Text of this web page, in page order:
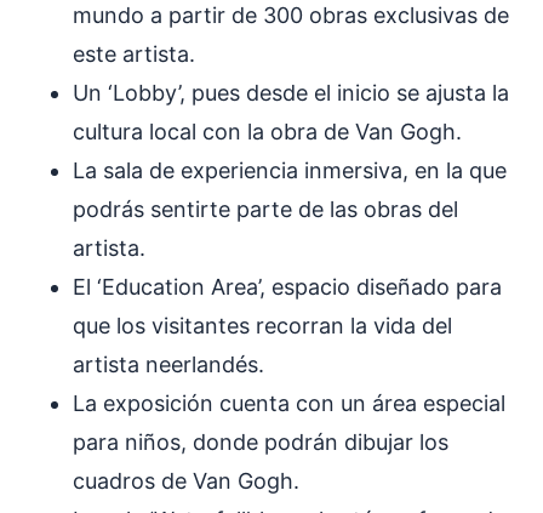
mundo a partir de 300 obras exclusivas de
este artista.
Un ‘Lobby’, pues desde el inicio se ajusta la
cultura local con la obra de Van Gogh.
La sala de experiencia inmersiva, en la que
podrás sentirte parte de las obras del
artista.
El ‘Education Area’, espacio diseñado para
que los visitantes recorran la vida del
artista neerlandés.
La exposición cuenta con un área especial
para niños, donde podrán dibujar los
cuadros de Van Gogh.